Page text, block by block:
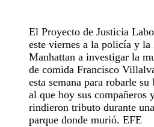
El Proyecto de Justicia
este viernes a la policía y la
Manhattan a investigar la
de comida Francisco
esta semana para robarle
al que hoy sus compañeros
rindieron tributo durante
parque donde murió. EFE